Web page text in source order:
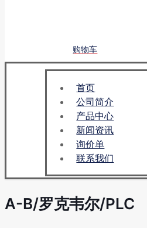
购物车
首页
公司简介
产品中心
新闻资讯
询价单
联系我们
A-B/罗克韦尔/PLC